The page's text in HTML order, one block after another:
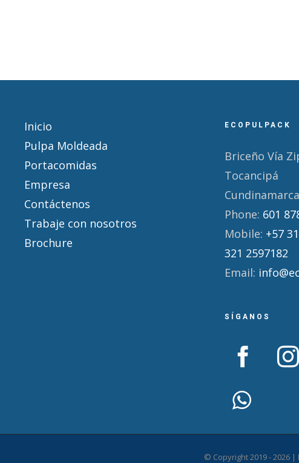
Inicio
Pulpa Moldeada
Portacomidas
Empresa
Contáctenos
Trabaje con nosotros
Brochure
ECOPULPACK
Briceño Vía
Tocancipá
Phone: 601
Mobile: +57
321 2597182
Email:
SÍGANOS
© Copyright 2019 -2026 |